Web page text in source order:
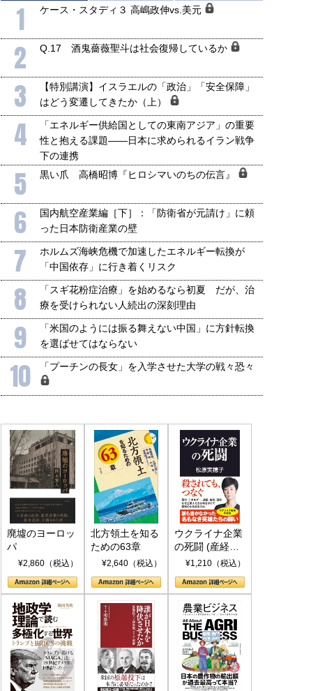
1 ケース・スタディ３ 高嶋政伸vs.美元
2 Q.17 酒鬼薔薇聖斗は社会復帰しているか
3
【特別講演】イスラエルの「政治」「安全保障」
はどう変遷してきたか（上）
4
「エネルギー供給国としての東南アジア」の重要
性と抱える課題――日本に求められるイラン戦争
下の連携
5 黒い爪 高橋昭博『ヒロシマいのちの伝言』
6
国内航空産業編［下］：「防衛省が元請け」に頼
った日本防衛産業の壁
7
ホルムズ海峡危機で加速したエネルギー転換が
「中国依存」に行き着くリスク
8
「スギ花粉症治療」を始めるなら初夏 だが、治
療を受けられない人続出の深刻理由
9
「米国のようには振る舞えない中国」に方針転換
を選ばせてはならない
10 「プーチンの長女」を入学させた大学の戦々恐々
廃墟のヨーロッ
パ
¥2,860（税込）
北方領土を知る
ための63章
¥2,640（税込）
ウクライナ企業
の死闘 (産経セ
レクト S 039)
¥1,210（税込）